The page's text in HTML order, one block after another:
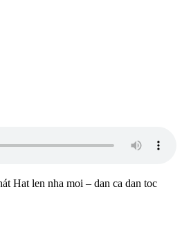
Hat len nha moi – dan ca dan toc